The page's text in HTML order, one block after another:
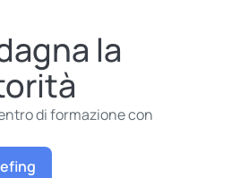
la
di formazione con